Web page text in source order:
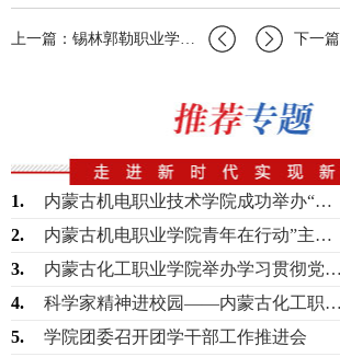
上一篇：锡林郭勒职业学院机电学院开展暑期“三下乡”社会实践服务活动 下一篇：锡林郭勒职
1. 内蒙古机电职业技术学院成功举办“丁香扎根·就在青城”2025年就业创业服务进校园…
2. 内蒙古机电职业学院青年在行动”主题志愿服务活动
3. 内蒙古化工职业学院举办学习贯彻党的宗教工作理论专题讲座
4. 科学家精神进校园——内蒙古化工职业学院开展校园科普电影公益放映活动
5. 学院团委召开团学干部工作推进会